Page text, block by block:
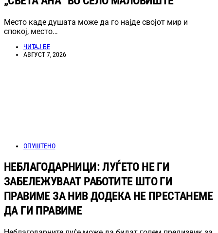
Место каде душата може да го најде својот мир и
спокој, место…
ЧИТАЈ БЕ
АВГУСТ 7, 2026
ОПУШТЕНО
НЕБЛАГОДАРНИЦИ: ЛУЃЕТО НЕ ГИ
ЗАБЕЛЕЖУВААТ РАБОТИТЕ ШТО ГИ
ПРАВИМЕ ЗА НИВ ДОДЕКА НЕ ПРЕСТАНЕМЕ
ДА ГИ ПРАВИМЕ